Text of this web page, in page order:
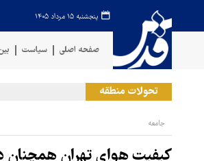
پنجشنبه ۱۵ مرداد ۱۴۰۵
صفحه اصلی سیاست
تحولات منطقه
جامعه